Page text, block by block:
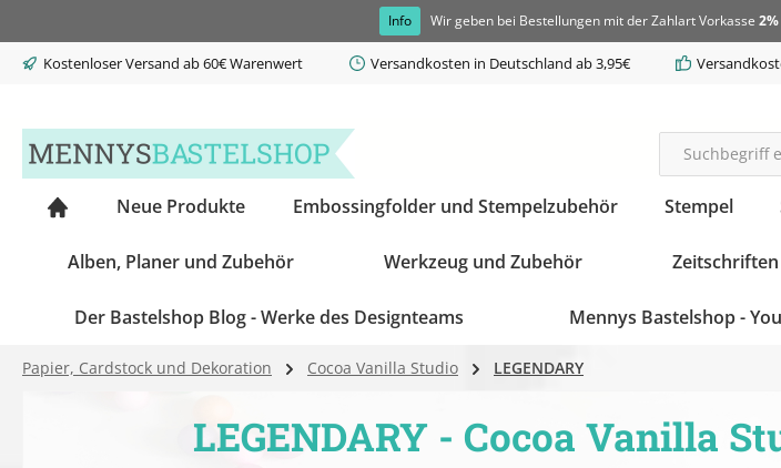
Info Wir geben bei Bestellungen mit der Zahlart Vorkasse
Kostenloser Versand ab 60€ Warenwert Versandkosten in Deutschland ab 3,95€
Neue Produkte Embossingfolder und Stempelzubehör Stempel
Alben, Planer und Zubehör Werkzeug und Zubehör
Der Bastelshop Blog - Werke des Designteams Mennys Bastelshop -
Papier, Cardstock und Dekoration Cocoa Vanilla Studio LEGENDARY
LEGENDARY - Cocoa Vanilla